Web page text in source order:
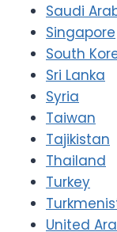
Saudi
Singapore
South
Sri Lanka
Syria
Taiwan
Tajikistan
Thailand
Turkey
United